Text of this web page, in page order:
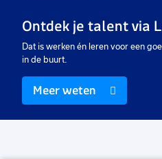
€ 14,71- € 15,20 p.u.
Ontdek je talent via
Dat is werken én leren voor een
in de buurt.
Meer weten